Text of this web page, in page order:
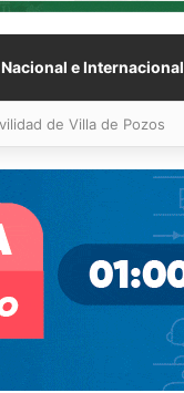
Nacional e Internacional